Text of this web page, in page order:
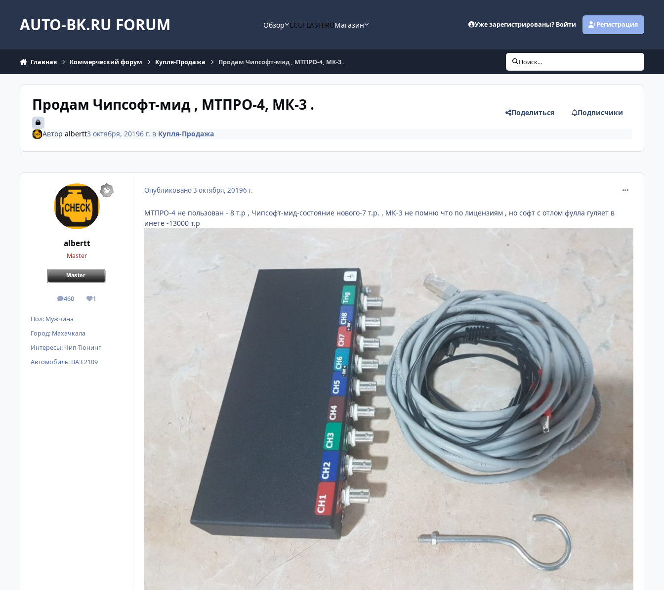
AUTO-BK.RU FORUM Обзор ECUFLASH.RUМагазин Уже зарегистрированы? Войти Регистрация
Главная Коммерческий форум Купля-Продажа Продам Чипсофт-мид , МТПРО-4, МК-3 . Поиск...
Продам Чипсофт-мид , МТПРО-4, МК-3 . Поделиться Подписчики
Автор albertt3 октября, 20196 г. в Купля-Продажа
albertt
Master
460
сообщения
1
Репутация
Пол: Мужчина
Город: Махачкала
Интересы: Чип-Тюнинг
Автомобиль: ВАЗ 2109
Опубликовано3 октября, 20196 г.
МТПРО-4 не пользован - 8 т.р , Чипсофт-мид-состояние нового-7 т.р. , МК-3 не помню что по лицензиям , но софт с отлом фулла гуляет в
инете -13000 т.р